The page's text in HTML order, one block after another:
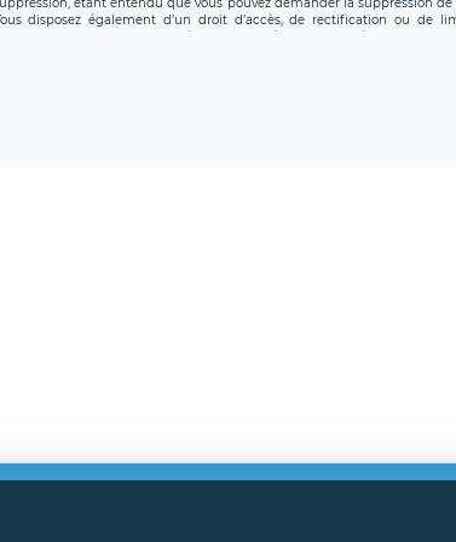
disposez également d’un droit d’accès, de rectification ou de
personnel, ainsi que d’un droit à la portabilité de vos données. Vous
données de LÉGAVOX qui exerce au siège social de
donneespersonnelles@legavox.fr. Le responsable de traitement est la
l’adresse mail : responsabledetraitement@legavox.fr. Vous avez